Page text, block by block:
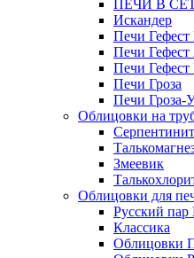
ПЕЧИ В
Искандер
Печи Гефест
Печи Гефест
Печи Гефест
Печи Гроза
Печи Гроза-
Облицовки на
Серпентинит
Змеевик
Облицовки для
Русский
Классика
Облицовки